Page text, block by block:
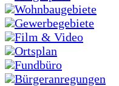
Wohnbaugebiete
Gewerbegebiete
Film & Video
Ortsplan
Fundbüro
Bürgeranregungen